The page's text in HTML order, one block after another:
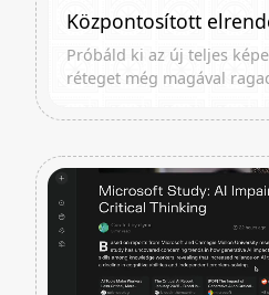
Központosított
Próbáld ki az új teljes
réteget még magával